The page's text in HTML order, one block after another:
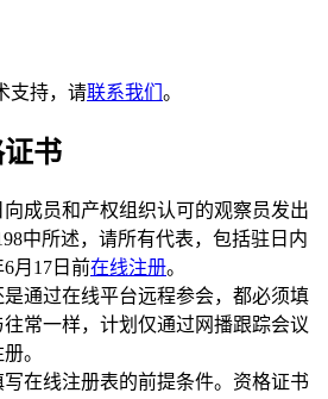
支持，请联系我们 。
书
向成员和产权组织认可的观察员发出
中所述，请所有代表，包括驻日内
月17日前在线注册。
通过在线平台远程参会，都必须填
常一样，计划仅通过网播跟踪会议
。
在线注册表的前提条件。资格证书